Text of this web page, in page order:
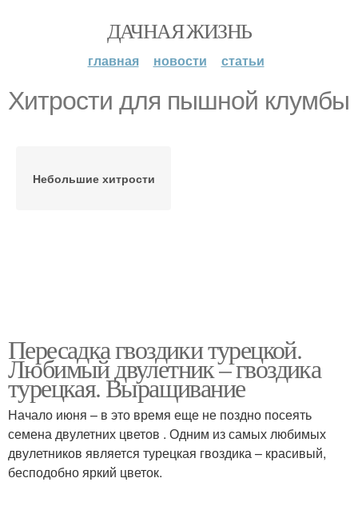
ДАЧНАЯ ЖИЗНЬ
главная новости статьи
Хитрости для пышной клумбы
Небольшие хитрости
Пересадка гвоздики турецкой.
Любимый двулетник – гвоздика
турецкая. Выращивание
Начало июня – в это время еще не поздно посеять
семена двулетних цветов . Одним из самых любимых
двулетников является турецкая гвоздика – красивый,
бесподобно яркий цветок.